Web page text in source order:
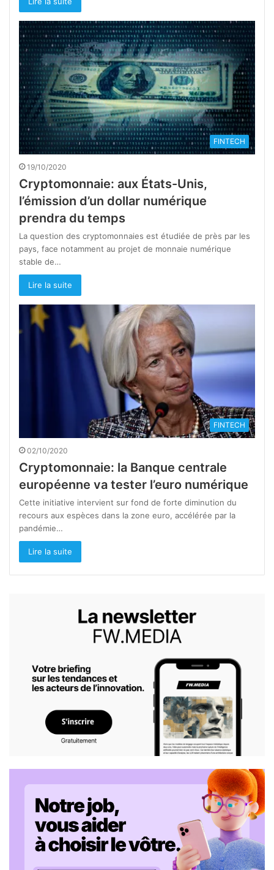
FINTECH
19/10/2020
Cryptomonnaie: aux États-Unis,
l’émission d’un dollar numérique
prendra du temps
La question des cryptomonnaies est étudiée de près par les
pays, face notamment au projet de monnaie numérique
stable de…
Lire la suite
FINTECH
02/10/2020
Cryptomonnaie: la Banque centrale
européenne va tester l’euro numérique
Cette initiative intervient sur fond de forte diminution du
recours aux espèces dans la zone euro, accélérée par la
pandémie…
Lire la suite